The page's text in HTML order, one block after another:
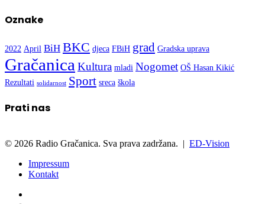
Oznake
2022 April BiH BKC djeca FBiH grad Gradska uprava
Gračanica Kultura mladi Nogomet OŠ Hasan Kikić
Rezultati solidarnost Sport sreca škola
Prati nas
© 2026 Radio Gračanica. Sva prava zadržana. | ED-Vision
Impressum
Kontakt